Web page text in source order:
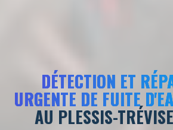
DÉTECTION ET
URGENTE DE FUITE
AU PLESSIS-